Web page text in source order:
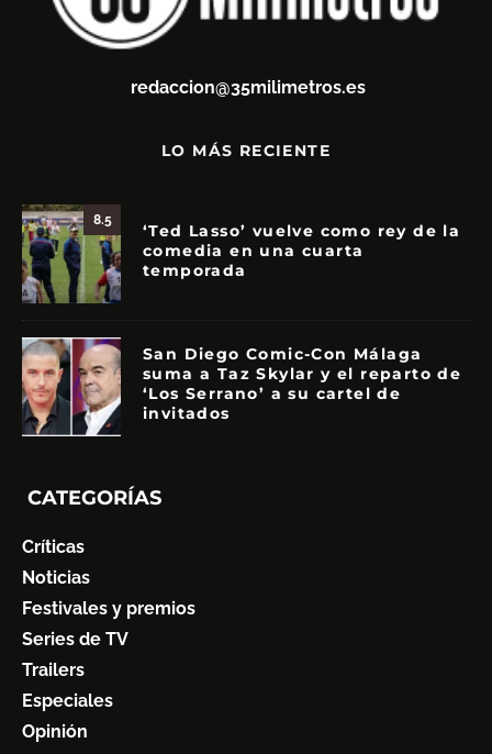
redaccion@35milimetros.es
LO MÁS RECIENTE
8.5
‘Ted Lasso’ vuelve como rey de la
comedia en una cuarta
temporada
San Diego Comic-Con Málaga
suma a Taz Skylar y el reparto de
‘Los Serrano’ a su cartel de
invitados
CATEGORÍAS
Críticas
Noticias
Festivales y premios
Series de TV
Trailers
Especiales
Opinión